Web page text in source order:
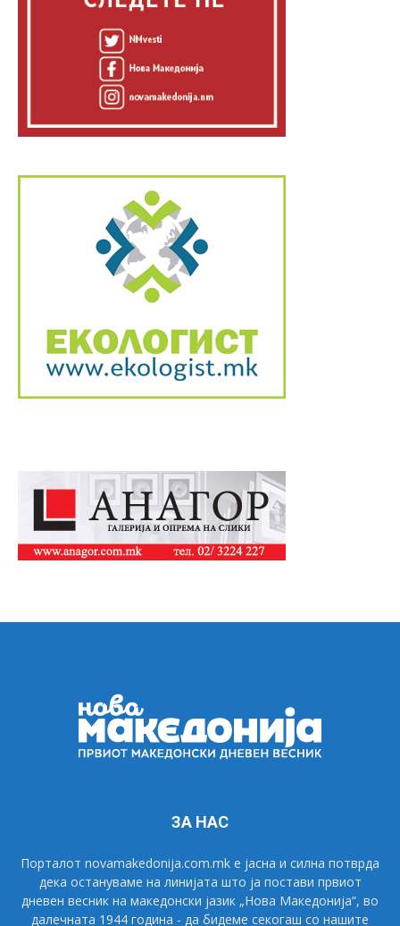
ЗА НАС
Порталот novamakedonija.com.mk е јасна и силна потврда
дека остануваме на линијата што ја постави првиот
дневен весник на македонски јазик „Нова Македонија“, во
далечната 1944 година - да бидеме секогаш со нашите